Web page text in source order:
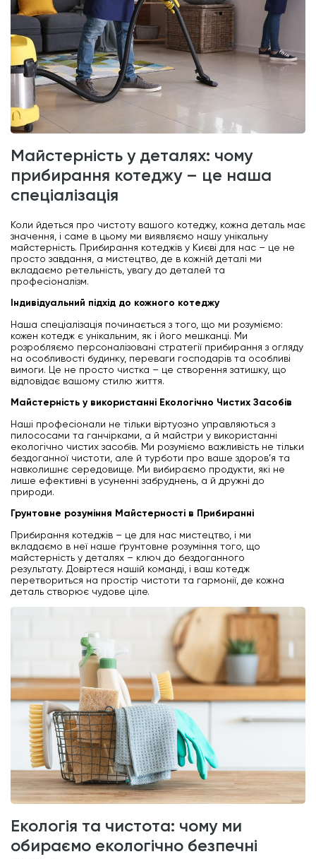
майстерність у деталях: чому
прибирання котеджу – це наша
спеціалізація
Коли йдеться про чистоту вашого котеджу, кожна деталь має
значення, і саме в цьому ми виявляємо нашу унікальну
майстерність. Прибирання котеджів у Києві для нас – це не
просто завдання, а мистецтво, де в кожній деталі ми
вкладаємо ретельність, увагу до деталей та
професіоналізм.
Індивідуальний підхід до кожного котеджу
Наша спеціалізація починається з того, що ми розуміємо:
кожен котедж є унікальним, як і його мешканці. Ми
розробляємо персоналізовані стратегії прибирання з огляду
на особливості будинку, переваги господарів та особливі
вимоги. Це не просто чистка – це створення затишку, що
відповідає вашому стилю життя.
Майстерність у використанні Екологічно Чистих Засобів
Наші професіонали не тільки віртуозно управляються з
пилососами та ганчірками, а й майстри у використанні
екологічно чистих засобів. Ми розуміємо важливість не тільки
бездоганної чистоти, але й турботи про ваше здоров’я та
навколишнє середовище. Ми вибираємо продукти, які не
лише ефективні в усуненні забруднень, а й дружні до
природи.
Грунтовне розуміння Майстерності в Прибиранні
Прибирання котеджів – це для нас мистецтво, і ми
вкладаємо в неї наше ґрунтовне розуміння того, що
майстерність у деталях – ключ до бездоганного
результату. Довіртеся нашій команді, і ваш котедж
перетвориться на простір чистоти та гармонії, де кожна
деталь створює чудове ціле.
екологія та чистота: чому ми
обираємо екологічно безпечні